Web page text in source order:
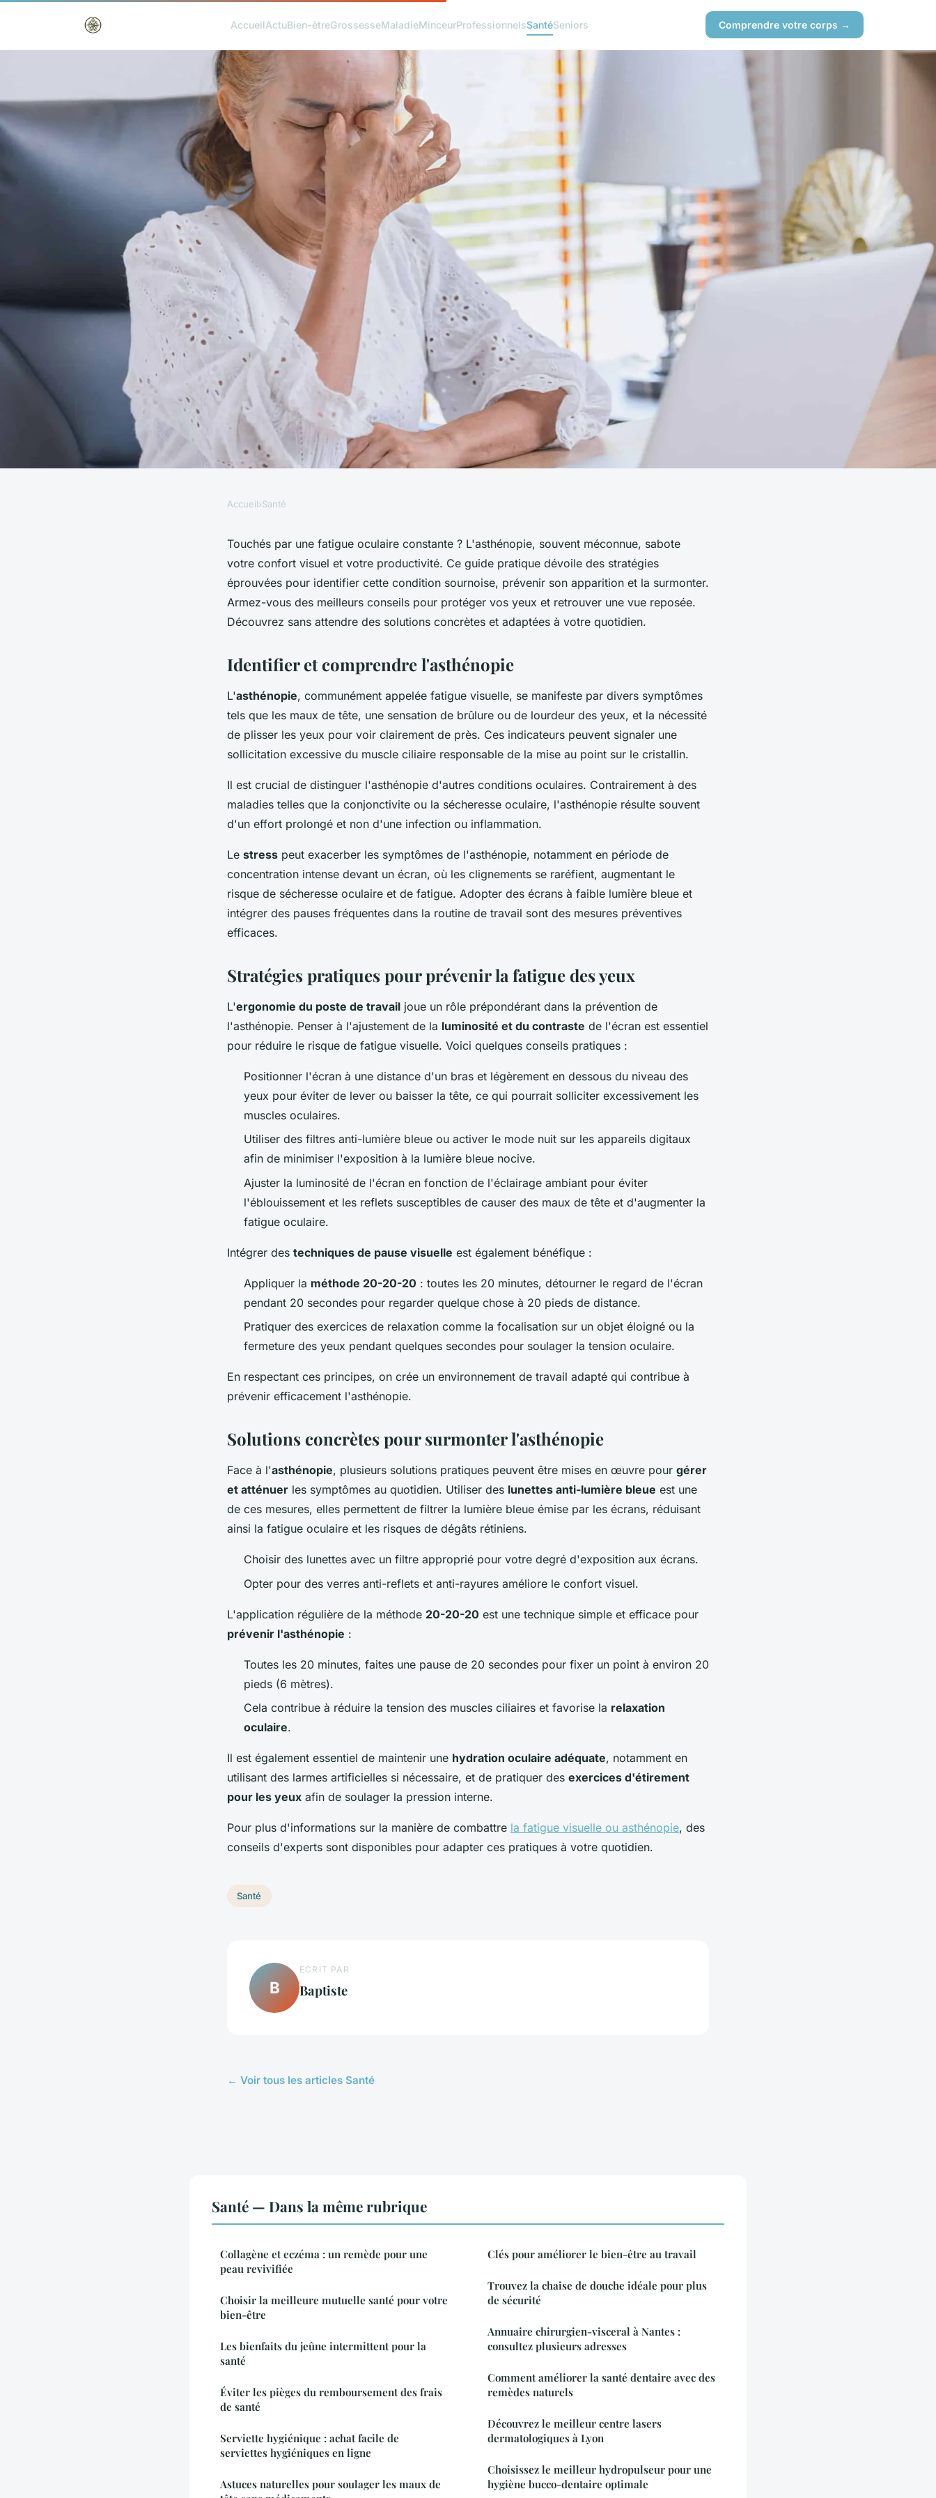
AccueilActuBien-êtreGrossesseMaladieMinceurProfessionnelsSantéSeniors Comprendre votre corps →
Astuce pour surmonter l'asthénopie
Accueil›Santé
Touchés par une fatigue oculaire constante ? L'asthénopie, souvent méconnue, sabote
votre confort visuel et votre productivité. Ce guide pratique dévoile des stratégies
éprouvées pour identifier cette condition sournoise, prévenir son apparition et la surmonter.
Armez-vous des meilleurs conseils pour protéger vos yeux et retrouver une vue reposée.
Découvrez sans attendre des solutions concrètes et adaptées à votre quotidien.
Identifier et comprendre l'asthénopie
L'asthénopie, communément appelée fatigue visuelle, se manifeste par divers symptômes
tels que les maux de tête, une sensation de brûlure ou de lourdeur des yeux, et la nécessité
de plisser les yeux pour voir clairement de près. Ces indicateurs peuvent signaler une
sollicitation excessive du muscle ciliaire responsable de la mise au point sur le cristallin.
Il est crucial de distinguer l'asthénopie d'autres conditions oculaires. Contrairement à des
maladies telles que la conjonctivite ou la sécheresse oculaire, l'asthénopie résulte souvent
d'un effort prolongé et non d'une infection ou inflammation.
Le stress peut exacerber les symptômes de l'asthénopie, notamment en période de
concentration intense devant un écran, où les clignements se raréfient, augmentant le
risque de sécheresse oculaire et de fatigue. Adopter des écrans à faible lumière bleue et
intégrer des pauses fréquentes dans la routine de travail sont des mesures préventives
efficaces.
Stratégies pratiques pour prévenir la fatigue des yeux
L'ergonomie du poste de travail joue un rôle prépondérant dans la prévention de
l'asthénopie. Penser à l'ajustement de la luminosité et du contraste de l'écran est essentiel
pour réduire le risque de fatigue visuelle. Voici quelques conseils pratiques :
Positionner l'écran à une distance d'un bras et légèrement en dessous du niveau des
yeux pour éviter de lever ou baisser la tête, ce qui pourrait solliciter excessivement les
muscles oculaires.
Utiliser des filtres anti-lumière bleue ou activer le mode nuit sur les appareils digitaux
afin de minimiser l'exposition à la lumière bleue nocive.
Ajuster la luminosité de l'écran en fonction de l'éclairage ambiant pour éviter
l'éblouissement et les reflets susceptibles de causer des maux de tête et d'augmenter la
fatigue oculaire.
Intégrer des techniques de pause visuelle est également bénéfique :
Appliquer la méthode 20-20-20 : toutes les 20 minutes, détourner le regard de l'écran
pendant 20 secondes pour regarder quelque chose à 20 pieds de distance.
Pratiquer des exercices de relaxation comme la focalisation sur un objet éloigné ou la
fermeture des yeux pendant quelques secondes pour soulager la tension oculaire.
En respectant ces principes, on crée un environnement de travail adapté qui contribue à
prévenir efficacement l'asthénopie.
Solutions concrètes pour surmonter l'asthénopie
Face à l'asthénopie, plusieurs solutions pratiques peuvent être mises en œuvre pour gérer
et atténuer les symptômes au quotidien. Utiliser des lunettes anti-lumière bleue est une
de ces mesures, elles permettent de filtrer la lumière bleue émise par les écrans, réduisant
ainsi la fatigue oculaire et les risques de dégâts rétiniens.
Choisir des lunettes avec un filtre approprié pour votre degré d'exposition aux écrans.
Opter pour des verres anti-reflets et anti-rayures améliore le confort visuel.
L'application régulière de la méthode 20-20-20 est une technique simple et efficace pour
prévenir l'asthénopie :
Toutes les 20 minutes, faites une pause de 20 secondes pour fixer un point à environ 20
pieds (6 mètres).
Cela contribue à réduire la tension des muscles ciliaires et favorise la relaxation
oculaire.
Il est également essentiel de maintenir une hydration oculaire adéquate, notamment en
utilisant des larmes artificielles si nécessaire, et de pratiquer des exercices d'étirement
pour les yeux afin de soulager la pression interne.
Pour plus d'informations sur la manière de combattre la fatigue visuelle ou asthénopie, des
conseils d'experts sont disponibles pour adapter ces pratiques à votre quotidien.
Santé
B
ECRIT PAR
Baptiste
← Voir tous les articles Santé
Santé — Dans la même rubrique
Collagène et eczéma : un remède pour une
peau revivifiée
Choisir la meilleure mutuelle santé pour votre
bien-être
Les bienfaits du jeûne intermittent pour la
santé
Éviter les pièges du remboursement des frais
de santé
Serviette hygiénique : achat facile de
serviettes hygiéniques en ligne
Astuces naturelles pour soulager les maux de
Clés pour améliorer le bien-être au travail
Trouvez la chaise de douche idéale pour plus
de sécurité
Annuaire chirurgien-visceral à Nantes :
consultez plusieurs adresses
Comment améliorer la santé dentaire avec des
remèdes naturels
Découvrez le meilleur centre lasers
dermatologiques à Lyon
Choisissez le meilleur hydropulseur pour une
hygiène bucco-dentaire optimale